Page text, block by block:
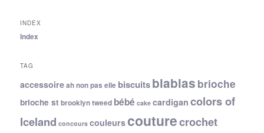
INDEX
Index
TAG
accessoireah non pas elle biscuitsblablas brioche
brioche st brooklyn tweed bébé cake cardigan colors of
Iceland concours couleurscouturecrochet